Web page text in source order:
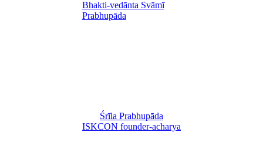
Śrīla Prabhupāda
ISKCON founder-acharya